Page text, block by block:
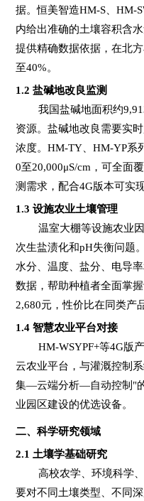
据。恒美智造HM-S、HM-
内给出准确的土壤容积含
提供精确数据依据，在北
至40%。
1.2 盐碱地改良监测
我国盐碱地面积约
资源。盐碱地改良需要实
浓度。HM-TY、HM-YP系
0至20,000μS/cm ，可全面
测需求，配合4G版本可实
1.3 设施农业土壤管理
温室大棚等设施农业
次生盐渍化和pH失衡问题
水分、温度、盐分、电导
数据，帮助种植者全面掌
2,680元，性价比在同类产
1.4 智慧农业平台对接
HM-WSYPF+等4G版
云农业平台，与灌溉控制
集—云端分析—自动控制"
业园区建设的优选设备。
二、科学研究领域
2.1 土壤学基础研究
高校农学、环境科学
要对不同土壤类型、不同